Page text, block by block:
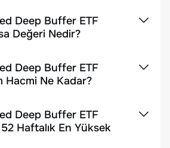
Deep Buffer ETF
Değeri Nedir?
Deep Buffer ETF
Hacmi Ne Kadar?
Deep Buffer ETF
Haftalık En Yüksek